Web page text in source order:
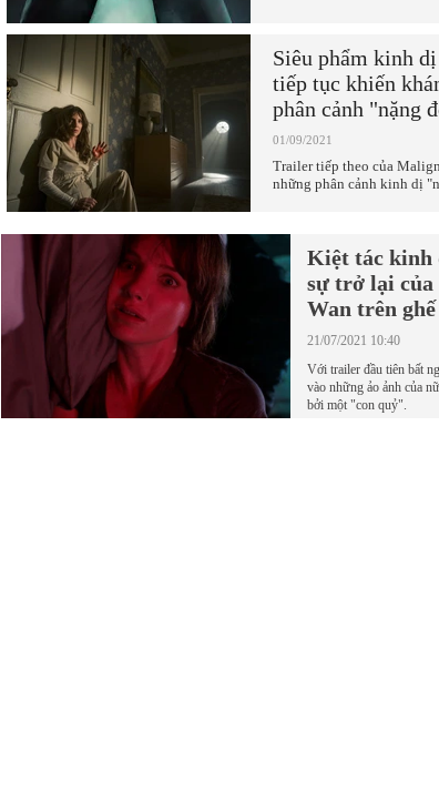
Siêu phẩm kinh
tiếp tục khiến
phân cảnh "nặng
01/09/2021
Trailer tiếp theo của
những phân cảnh kinh dị
Kiệt tác kinh
sự trở lại
Wan trên
21/07/2021 10:40
Với trailer đầu tiên bất
vào những ảo ảnh của
bởi một "con quỷ".